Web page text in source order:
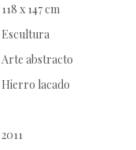
118 x 147 cm
Escultura
Arte abstracto
Hierro lacado
2011